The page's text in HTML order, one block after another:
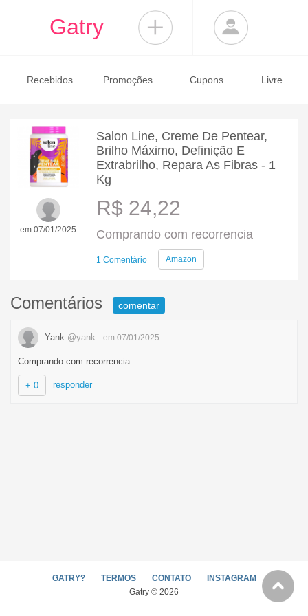
Gatry
Recebidos Promoções Cupons Livre
em 07/01/2025
Salon Line, Creme De Pentear,
Brilho Máximo, Definição E
Extrabrilho, Repara As Fibras - 1
Kg
R$ 24,22
Comprando com recorrencia
1 Comentário Amazon
Comentários comentar
Yank @yank - em 07/01/2025
Comprando com recorrencia
+ 0 responder
GATRY? TERMOS CONTATO
INSTAGRAM
Gatry © 2026